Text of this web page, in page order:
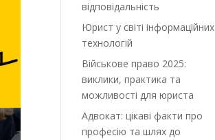
відповідальність
Юрист у світі інформаційних
технологій
Військове право 2025:
виклики, практика та
можливості для юриста
Адвокат: цікаві факти про
професію та шлях до